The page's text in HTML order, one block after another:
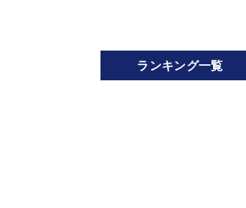
ランキング一覧